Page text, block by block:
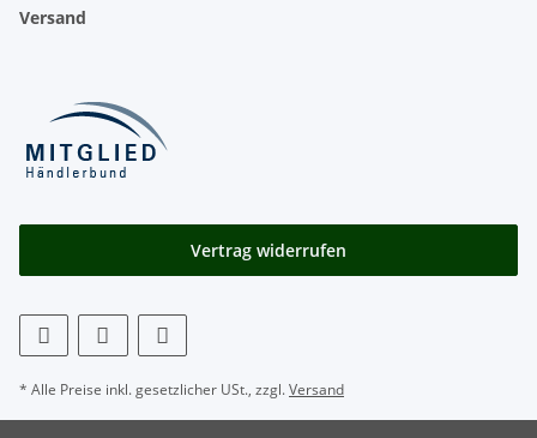
Versand
Vertrag widerrufen
* Alle Preise inkl. gesetzlicher USt., zzgl.Versand